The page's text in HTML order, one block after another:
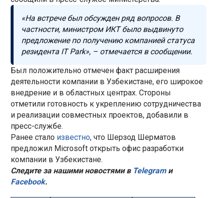
«На встрече был обсужден ряд вопросов. В
частности, министром ИКТ было выдвинуто
предложение по получению компанией статуса
резидента IT Park», – отмечается в сообщении.
Был положительно отмечен факт расширения
деятельности компании в Узбекистане, его широкое
внедрение и в областных центрах. Стороны
отметили готовность к укреплению сотрудничества
и реализации совместных проектов, добавили в
пресс-службе.
Ранее стало известно, что Шерзод Шерматов
предложил Microsoft открыть офис разработки
компании в Узбекистане.
Следите за нашими новостями вTelegramи
Facebook.